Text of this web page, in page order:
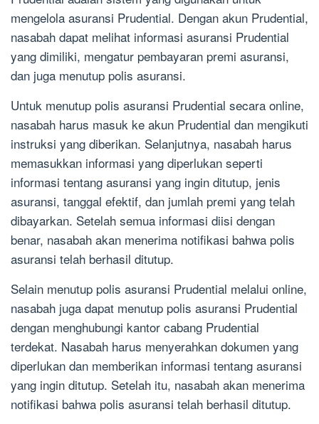
mengelola asuransi Prudential. Dengan akun Prudential,
nasabah dapat melihat informasi asuransi Prudential
yang dimiliki, mengatur pembayaran premi asuransi,
dan juga menutup polis asuransi.
Untuk menutup polis asuransi Prudential secara online,
nasabah harus masuk ke akun Prudential dan mengikuti
instruksi yang diberikan. Selanjutnya, nasabah harus
memasukkan informasi yang diperlukan seperti
informasi tentang asuransi yang ingin ditutup, jenis
asuransi, tanggal efektif, dan jumlah premi yang telah
dibayarkan. Setelah semua informasi diisi dengan
benar, nasabah akan menerima notifikasi bahwa polis
asuransi telah berhasil ditutup.
Selain menutup polis asuransi Prudential melalui online,
nasabah juga dapat menutup polis asuransi Prudential
dengan menghubungi kantor cabang Prudential
terdekat. Nasabah harus menyerahkan dokumen yang
diperlukan dan memberikan informasi tentang asuransi
yang ingin ditutup. Setelah itu, nasabah akan menerima
notifikasi bahwa polis asuransi telah berhasil ditutup.